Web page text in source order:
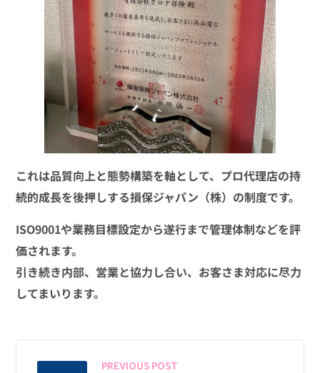
これは品質向上と態勢構築を軸として、プロ代理店の持
続的成長を後押しする損保ジャパン（株）の制度です。
ISO9001や業務目標設定から遂行まで管理体制などを評
価されます。
引き続き内部、営業と協力し合い、お客さま対応に尽力
してまいります。
PREVIOUS POST